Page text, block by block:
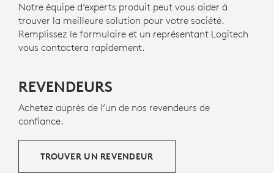
Notre équipe d’experts produit peut vous aider à
trouver la meilleure solution pour votre société.
Remplissez le formulaire et un représentant Logitech
vous contactera rapidement.
REVENDEURS
Achetez auprès de l’un de nos revendeurs de
confiance.
TROUVER UN REVENDEUR